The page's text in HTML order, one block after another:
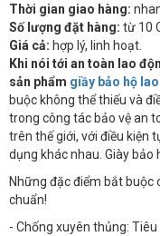
Thời gian giao hàng:
Số lượng đặt hàng: từ 10
Giá cả: hợp lý, linh hoạt.
Khi nói tới an toàn lao
sản phẩm giầy bảo hộ
buộc không thể thiếu và
trong công tác bảo vệ an
trên thế giới, với điều kiện
dụng khác nhau. Giày
Những đặc điểm bắt buộc
chuẩn!
- Chống xuyên thủng: